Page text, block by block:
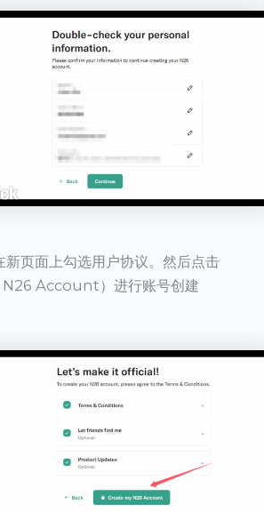
新页面上勾选用户协议。然后点击
Account）进行账号创建